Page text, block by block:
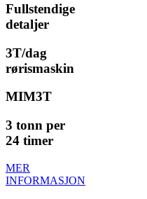
Fullstendige
detaljer
3T/dag
rørismaskin
MIM3T
3 tonn per
24 timer
MER
INFORMASJON